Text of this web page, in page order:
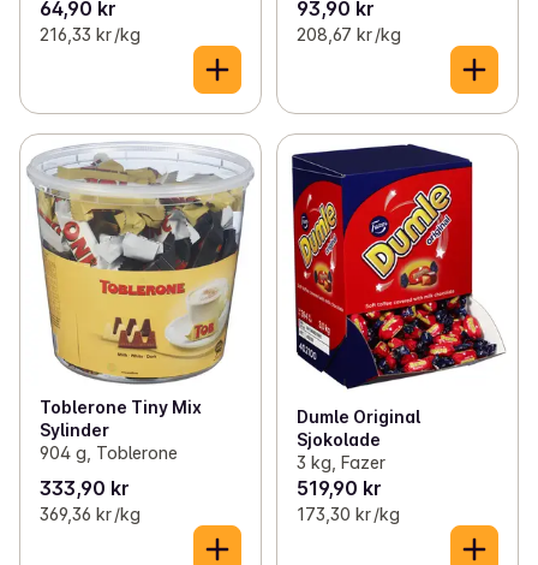
64,90 kr
216,33 kr /kg
93,90 kr
208,67 kr /kg
Toblerone Tiny Mix
Sylinder
904 g, Toblerone
333,90 kr
369,36 kr /kg
Dumle Original
Sjokolade
3 kg, Fazer
519,90 kr
173,30 kr /kg